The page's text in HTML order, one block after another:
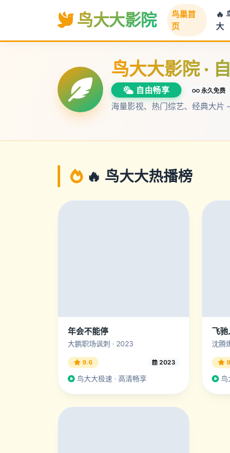
鸟大大影院
鸟巢首
页
🔥
大
鸟大大影院 ·
自由畅享 永久免费
海量影视、热门综艺、经典大片
🔥 鸟大大热播榜
年会不能停
大鹏职场讽刺 · 2023
9.6 2023
鸟大大极速 · 高清畅享
飞
沈腾
鸟